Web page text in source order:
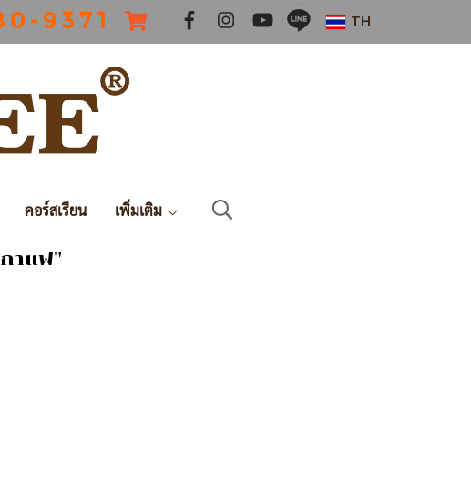
0 - 9 3 7 1 TH
คอร์สเรียน เพิ่มเติม
าแฟ"